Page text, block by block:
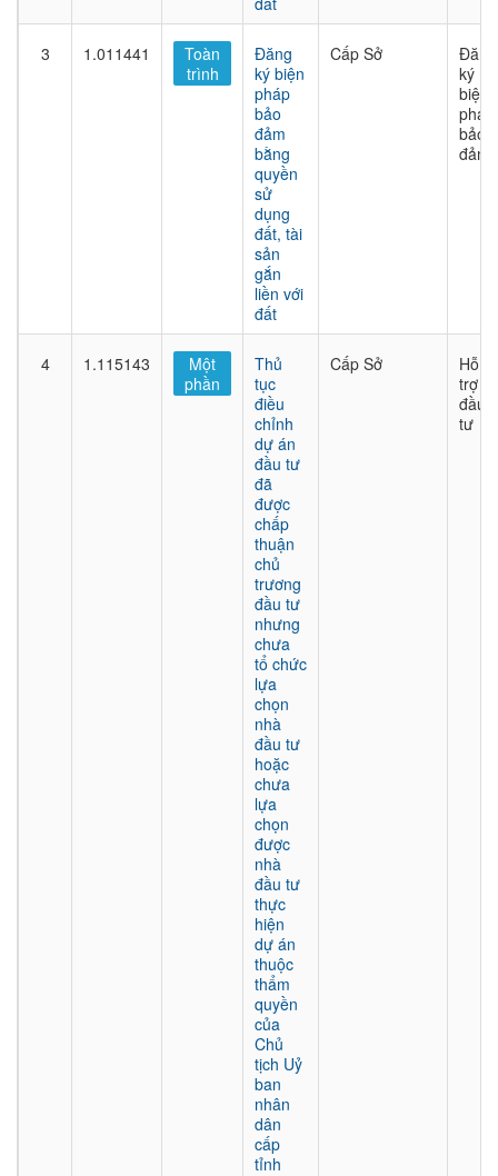
3 1.011441
Toàn
trình
Đăng
ký biện
pháp
bảo
đảm
bằng
quyền
sử
dụng
đất, tài
sản
gắn
liền với
đất
Cấp Sở
Đăng
ký
biện
pháp
bảo
đảm
4 1.115143
Một
phần
Thủ
tục
điều
chỉnh
dự án
đầu tư
đã
được
chấp
thuận
chủ
trương
đầu tư
nhưng
chưa
tổ chức
lựa
chọn
nhà
đầu tư
hoặc
chưa
lựa
chọn
được
nhà
đầu tư
thực
hiện
dự án
thuộc
thẩm
quyền
của
Chủ
tịch Uỷ
ban
nhân
dân
cấp
tỉnh
Cấp Sở
Hỗ
trợ
đầu
tư